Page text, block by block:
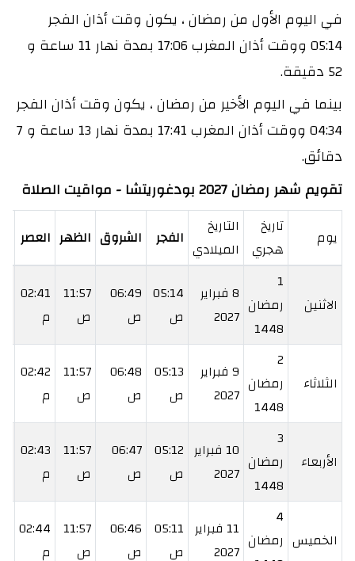
في اليوم الأول من رمضان ، يكون وقت أذان الفجر
05:14 ووقت أذان المغرب 17:06 بمدة نهار 11 ساعة و
52 دقيقة.
بينما في اليوم الأخير من رمضان ، يكون وقت أذان الفجر
04:34 ووقت أذان المغرب 17:41 بمدة نهار 13 ساعة و 7
دقائق.
تقويم شهر رمضان 2027 بودغوريتشا - مواقيت الصلاة
يوم
تاريخ
هجري
التاريخ
الميلادي الفجر الشروق الظهر العصر
الاثنين
1
رمضان
1448
8 فبراير
2027
05:14
ص
06:49
ص
11:57
ص
02:41
م
الثلاثاء
2
رمضان
1448
9 فبراير
2027
05:13
ص
06:48
ص
11:57
ص
02:42
م
الأربعاء
3
رمضان
1448
10 فبراير
2027
05:12
ص
06:47
ص
11:57
ص
02:43
م
الخميس
4
رمضان
11 فبراير
2027
05:11
ص
06:46
ص
11:57
ص
02:44
م